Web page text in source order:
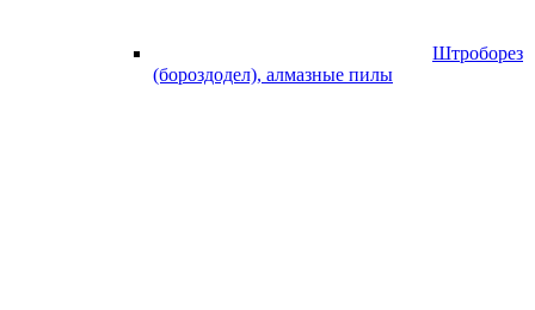
Штроборез
(бороздодел), алмазные пилы